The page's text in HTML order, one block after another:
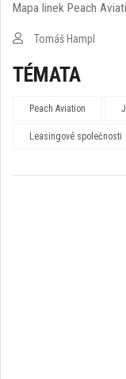
Mapa linek Peach
Tomáš Hampl
TÉMATA
Peach Aviation
Leasingové společnosti